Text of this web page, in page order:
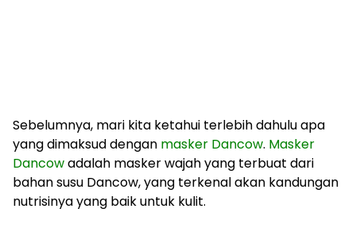
Sebelumnya, mari kita ketahui terlebih dahulu apa
yang dimaksud dengan masker Dancow. Masker
Dancowadalah masker wajah yang terbuat dari
bahan susu Dancow, yang terkenal akan kandungan
nutrisinya yang baik untuk kulit.